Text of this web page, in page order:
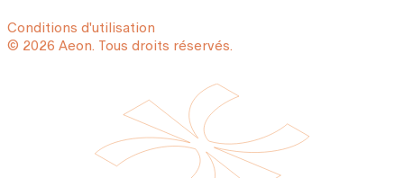
Conditions d'utilisation
© 2026 Aeon. Tous droits réservés.